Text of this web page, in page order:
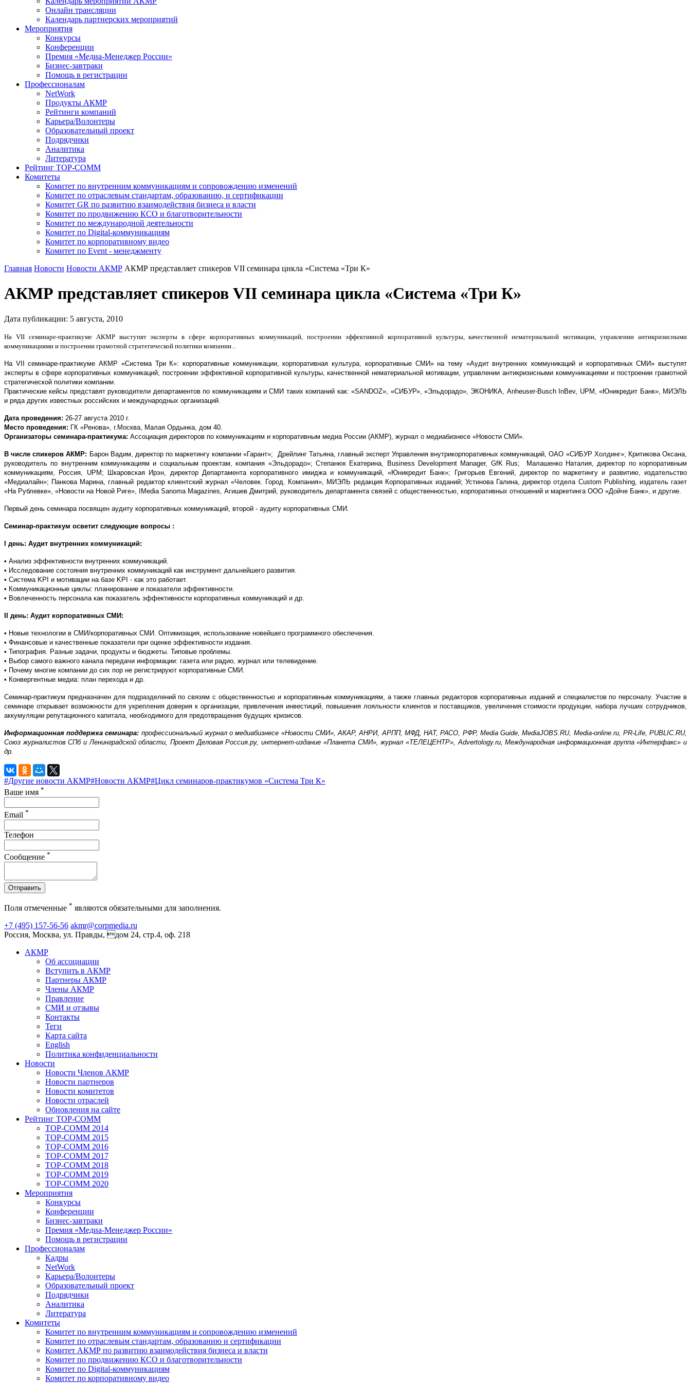
Онлайн трансляции
Календарь партнерских мероприятий
Мероприятия
Конкурсы
Конференции
Премия «Медиа-Менеджер России»
Бизнес-завтраки
Помощь в регистрации
Профессионалам
NetWork
Продукты АКМР
Рейтинги компаний
Карьера/Волонтеры
Образовательный проект
Подрядчики
Аналитика
Литература
Рейтинг TOP-COMM
Комитеты
Комитет по внутренним коммуникациям и сопровождению изменений
Комитет по отраслевым стандартам, образованию, и сертификации
Комитет GR по развитию взаимодействия бизнеса и власти
Комитет по продвижению КСО и благотворительности
Комитет по международной деятельности
Комитет по Digital-коммуникациям
Комитет по корпоративному видео
Комитет по Event - менеджменту
Главная Новости Новости АКМР АКМР представляет спикеров VII семинара цикла «Система «Три К»
АКМР представляет спикеров VII семинара цикла «Система «Три К»
Дата публикации: 5 августа, 2010
На VII семинаре-практикуме АКМР выступят эксперты в сфере корпоративных коммуникаций, построении эффективной корпоративной культуры, качественной нематериальной мотивации, управлении антикризисными
коммуникациями и построении грамотной стратегической политики компании...
На VII семинаре-практикуме АКМР «Система Три К»: корпоративные коммуникации, корпоративная культура, корпоративные СМИ» на тему «Аудит внутренних коммуникаций и корпоративных СМИ» выступят
эксперты в сфере корпоративных коммуникаций, построении эффективной корпоративной культуры, качественной нематериальной мотивации, управлении антикризисными коммуникациями и построении грамотной
стратегической политики компании.
Практические кейсы представят руководители департаментов по коммуникациям и СМИ таких компаний как: «SANDOZ», «СИБУР», «Эльдорадо», ЭКОНИКА, Anheuser-Busch InBev, UPM, «Юникредит Банк», МИЭЛЬ
и ряда других известных российских и международных организаций.
Дата проведения: 26-27 августа 2010 г.
Место проведения: ГК «Ренова», г.Москва, Малая Ордынка, дом 40.
Организаторы семинара-практикума: Ассоциация директоров по коммуникациям и корпоративным медиа России (АКМР), журнал о медиабизнесе «Новости СМИ».
В числе спикеров АКМР: Барон Вадим, директор по маркетингу компании «Гарант»; Дрейлинг Татьяна, главный эксперт Управления внутрикорпоративных коммуникаций, ОАО «СИБУР Холдинг»; Критикова Оксана,
руководитель по внутренним коммуникациям и социальным проектам, компания «Эльдорадо»; Степанюк Екатерина, Business Development Manager, GfK Rus; Малашенко Наталия, директор по корпоративным
коммуникациям, Россия, UPM; Шкаровская Ирэн, директор Департамента корпоративного имиджа и коммуникаций, «Юникредит Банк»; Григорьев Евгений, директор по маркетингу и развитию, издательство
«Медиалайн»; Панкова Марина, главный редактор клиентский журнал «Человек. Город. Компaния», МИЭЛЬ редакция Корпоративных изданий; Устинова Галина, директор отдела Custom Publishing, издатель газет
«На Рублевке», «Новости на Новой Риге», IMedia Sanoma Magazines, Агишев Дмитрий, руководитель департамента связей с общественностью, корпоративных отношений и маркетинга ООО «Дойче Банк», и другие.
Первый день семинара посвящен аудиту корпоративных коммуникаций, второй - аудиту корпоративных СМИ.
Семинар-практикум осветит следующие вопросы :
I день: Аудит внутренних коммуникаций:
• Анализ эффективности внутренних коммуникаций.
• Исследование состояния внутренних коммуникаций как инструмент дальнейшего развития.
• Система KPI и мотивации на базе KPI - как это работает.
• Коммуникационные циклы: планирование и показатели эффективности.
• Вовлеченность персонала как показатель эффективности корпоративных коммуникаций и др.
II день: Аудит корпоративных СМИ:
• Новые технологии в СМИ/корпоративных СМИ. Оптимизация, использование новейшего программного обеспечения.
• Финансовые и качественные показатели при оценке эффективности издания.
• Типография. Разные задачи, продукты и бюджеты. Типовые проблемы.
• Выбор самого важного канала передачи информации: газета или радио, журнал или телевидение.
• Почему многие компании до сих пор не регистрируют корпоративные СМИ.
• Конвергентные медиа: план перехода и др.
Семинар-практикум предназначен для подразделений по связям с общественностью и корпоративным коммуникациям, а также главных редакторов корпоративных изданий и специалистов по персоналу. Участие в
семинаре открывает возможности для укрепления доверия к организации, привлечения инвестиций, повышения лояльности клиентов и поставщиков, увеличения стоимости продукции, набора лучших сотрудников,
аккумуляции репутационного капитала, необходимого для предотвращения будущих кризисов.
Информационная поддержка семинара: профессиональный журнал о медиабизнесе «Новости СМИ», АКАР, АНРИ, АРПП, МФД, НАТ, РАСО, РФР, Media Guide, MediaJOBS.RU, Media-online.ru, PR-Life, PUBLIC.RU,
Союз журналистов СПб и Ленинградской области, Проект Деловая Россия.ру, интернет-издание «Планета СМИ», журнал «ТЕЛЕЦЕНТР», Advertology.ru, Международная информационная группа «Интерфакс» и
др.
#Другие новости АКМР#Новости АКМР#Цикл семинаров-практикумов «Система Три К»
Ваше имя *
Email *
Телефон
Сообщение *
Отправить
Поля отмеченные * являются обязательными для заполнения.
+7 (495) 157-56-56 akmr@corpmedia.ru
Россия, Москва, ул. Правды, дом 24, стр.4, оф. 218
АКМР
Об ассоциации
Вступить в АКМР
Партнеры АКМР
Члены АКМР
Правление
СМИ и отзывы
Контакты
Теги
Карта сайта
English
Политика конфиденциальности
Новости
Новости Членов АКМР
Новости партнеров
Новости комитетов
Новости отраслей
Обновления на сайте
Рейтинг TOP-COMM
TOP-COMM 2014
TOP-COMM 2015
TOP-COMM 2016
TOP-COMM 2017
TOP-COMM 2018
TOP-COMM 2019
TOP-COMM 2020
Мероприятия
Конкурсы
Конференции
Бизнес-завтраки
Премия «Медиа-Менеджер России»
Помощь в регистрации
Профессионалам
Кадры
NetWork
Карьера/Волонтеры
Образовательный проект
Подрядчики
Аналитика
Литература
Комитеты
Комитет по внутренним коммуникациям и сопровождению изменений
Комитет по отраслевым стандартам, образованию и сертификации
Комитет АКМР по развитию взаимодействия бизнеса и власти
Комитет по продвижению КСО и благотворительности
Комитет по Digital-коммуникациям
Комитет по корпоративному видео